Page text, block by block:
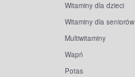
Witaminy dla dzieci
Witaminy dla seniorów
Multiwitaminy
Wapń
Potas